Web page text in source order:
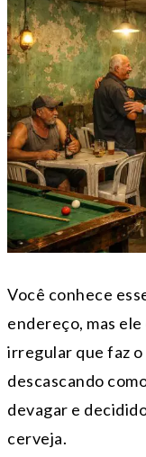
Você conhece
endereço, mas
irregular que faz
descascando
devagar e
cerveja.